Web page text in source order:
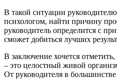
В такой ситуации
психологом, найти причину
руководитель определится с
сможет добиться лучших
В заключение хочется
– это целостный живой
От руководителя в